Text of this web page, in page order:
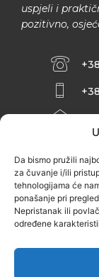
Da bismo pružili
za čuvanje i/ili
tehnologijama će
ponašanje pri
Nepristanak ili
određene
uspjeli i
pozitivno,